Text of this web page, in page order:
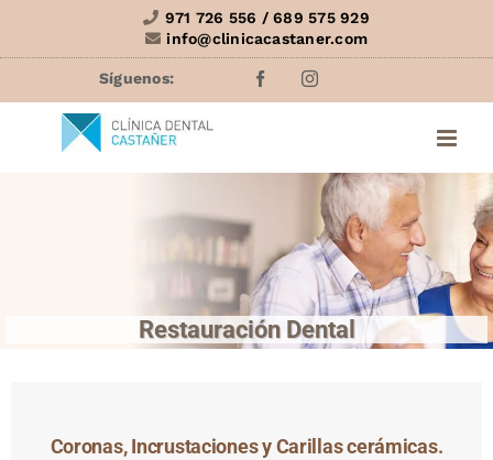
971 726 556 / 689 575 929
info@clinicacastaner.com
FacebookInstagram
Restauración Dental
Coronas, Incrustaciones y Carillas cerámicas.